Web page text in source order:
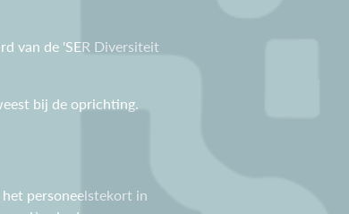
van de 'SER Diversiteit
bij de oprichting.
personeelstekort in